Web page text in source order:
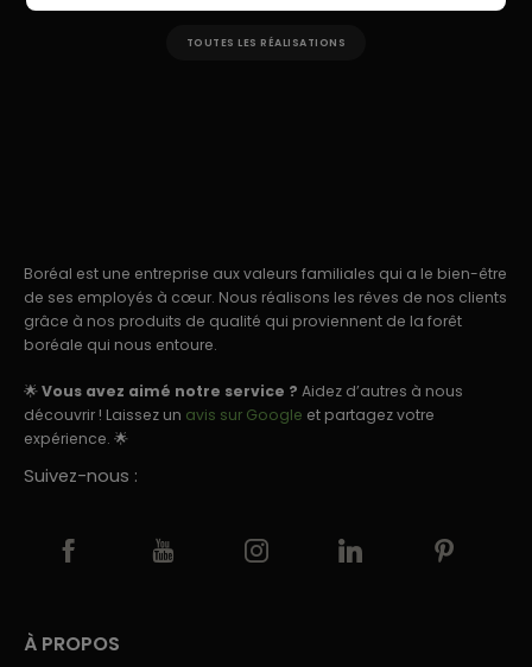
TOUTES LES RÉALISATIONS
Boréal est une entreprise aux valeurs familiales qui a le bien-être
de ses employés à cœur. Nous réalisons les rêves de nos clients
grâce à nos produits de qualité qui proviennent de la forêt
boréale qui nous entoure.
🌟Vous avez aimé notre service ? Aidez d’autres à nous
découvrir ! Laissez un avis sur Google et partagez votre
expérience. 🌟
Suivez-nous :
À PROPOS